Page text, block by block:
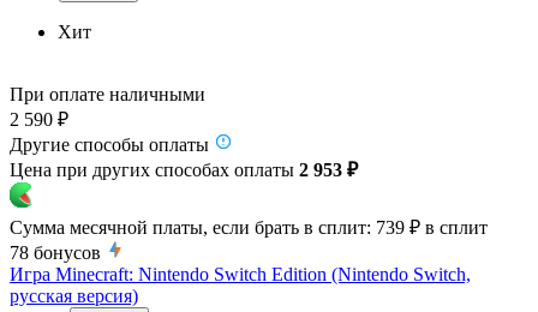
Хит
При оплате наличными
2 590 ₽
Другие способы оплаты
Цена при других способах оплаты 2 953 ₽
Сумма месячной платы, если брать в сплит: 739 ₽ в сплит
78 бонусов
Игра Minecraft: Nintendo Switch Edition (Nintendo Switch,
русская версия)